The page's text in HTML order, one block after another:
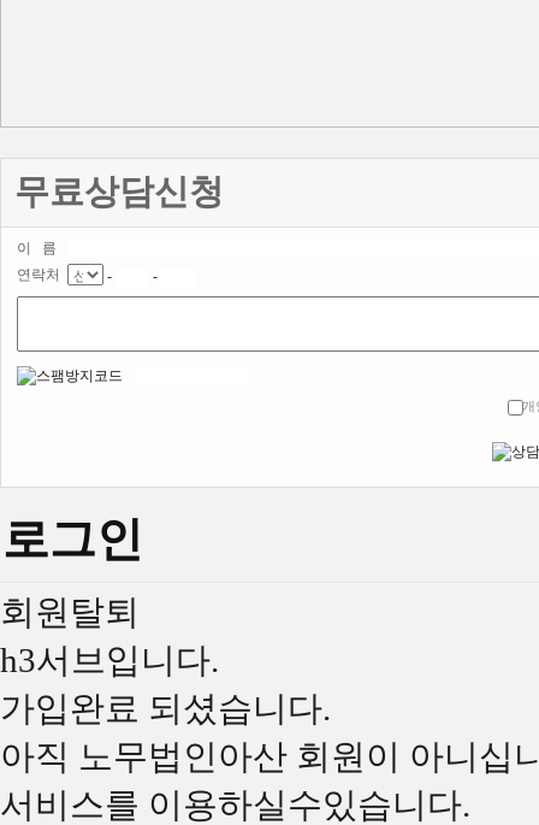
무료상담신청
이 름
연락처
- -
개
로그인
회원탈퇴
h3서브입니다.
가입완료 되셨습니다.
아직 노무법인아산 회원이 아니십
서비스를 이용하실수있습니다.